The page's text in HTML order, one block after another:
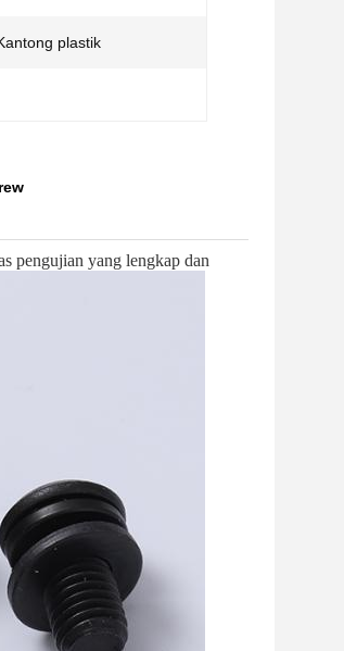
plastik
pengujian yang lengkap dan